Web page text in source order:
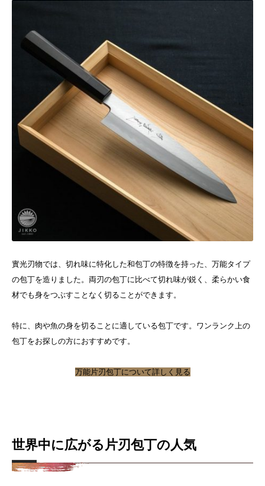
實光刃物では、切れ味に特化した和包丁の特徴を持った、万能タイプ
の包丁を造りました。両刃の包丁に比べて切れ味が鋭く、柔らかい食
材でも身をつぶすことなく切ることができます。
特に、肉や魚の身を切ることに適している包丁です。ワンランク上の
包丁をお探しの方におすすめです。
万能片刃包丁について詳しく見る
世界中に広がる片刃包丁の人気